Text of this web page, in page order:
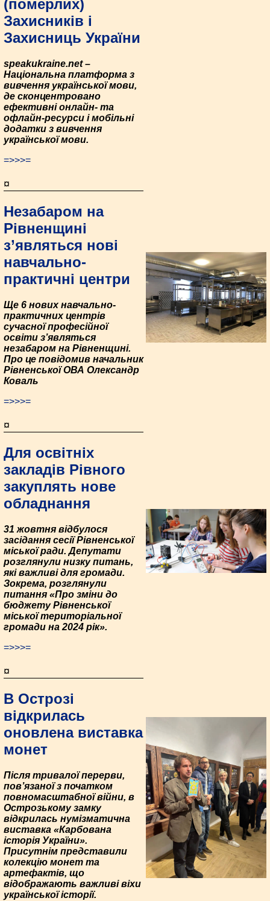
(померлих)
Захисників і
Захисниць України
speakukraine.net –
Національна платформа з
вивчення української мови,
де сконцентровано
ефективні онлайн- та
офлайн-ресурси і мобільні
додатки з вивчення
української мови.
=>>>=
¤
Незабаром на
Рівненщині
з’являться нові
навчально-
практичні центри
Ще 6 нових навчально-
практичних центрів
сучасної професійної
освіти з’являться
незабаром на Рівненщині.
Про це повідомив начальник
Рівненської ОВА Олександр
Коваль
=>>>=
¤
Для освітніх
закладів Рівного
закуплять нове
обладнання
31 жовтня відбулося
засідання сесії Рівненської
міської ради. Депутати
розглянули низку питань,
які важливі для громади.
Зокрема, розглянули
питання «Про зміни до
бюджету Рівненської
міської територіальної
громади на 2024 рік».
=>>>=
¤
В Острозі
відкрилась
оновлена виставка
монет
Після тривалої перерви,
пов’язаної з початком
повномасштабної війни, в
Острозькому замку
відкрилась нумізматична
виставка «Карбована
історія України».
Присутнім представили
колекцію монет та
артефактів, що
відображають важливі віхи
української історії.